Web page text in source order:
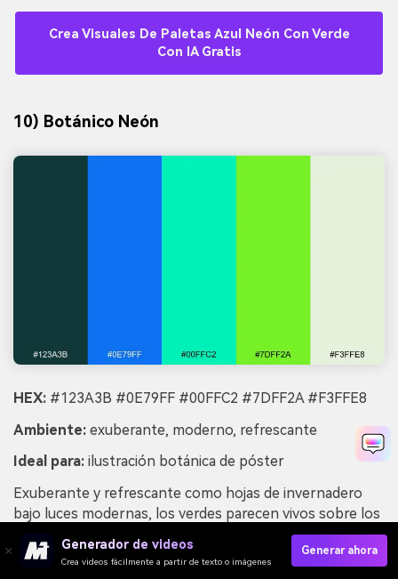
Crea Visuales De Paletas Azul Neón Con Verde
Con IA Gratis
10) Botánico Neón
HEX: #123A3B #0E79FF #00FFC2 #7DFF2A #F3FFE8
Ambiente: exuberante, moderno, refrescante
Ideal para: ilustración botánica de póster
Exuberante y refrescante como hojas de invernadero
bajo luces modernas, los verdes parecen vivos sobre los
azules fríos. Úsalo para carteles botánicos, branding
eco-tecnológico, o gráficos de bienestar con un giro
Generador de videos
Crea videos fácilmente a partir de texto o imágenes
Generar ahora